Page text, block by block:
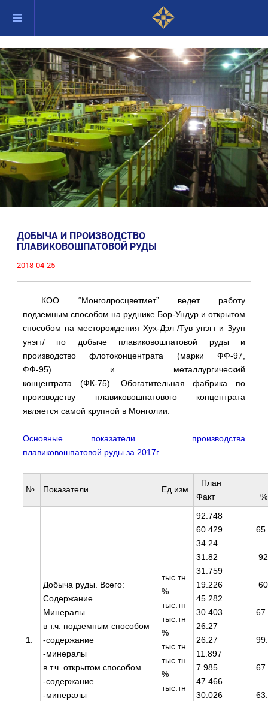
ДОБЫЧА И ПРОИЗВОДСТВО
ПЛАВИКОВОШПАТОВОЙ РУДЫ
2018-04-25
КОО “Монголросцветмет” ведет работу
подземным способом на руднике Бор-Ундур и открытом
способом на месторождения Хух-Дэл /Тув унэгт и Зуун
унэгт/ по добыче плавиковошпатовой руды и
производство флотоконцентрата (марки ФФ-97,
ФФ-95) и металлургический
концентрата (ФК-75). Обогатительная фабрика по
производству плавиковошпатового концентрата
является самой крупной в Монголии.
Основные показатели производства
плавиковошпатовой руды за 2017г.
№ Показатели Ед.изм.
Факт %
1.
Добыча руды. Всего:
Содержание
Минералы
в т.ч. подземным способом
-содержание
-минералы
в т.ч. открытом способом
-содержание
-минералы
тыс.тн
%
тыс.тн
тыс.тн
%
тыс.тн
тыс.тн
%
тыс.тн
60.429
31.82
19.226
30.403
26.27
7.985
30.026